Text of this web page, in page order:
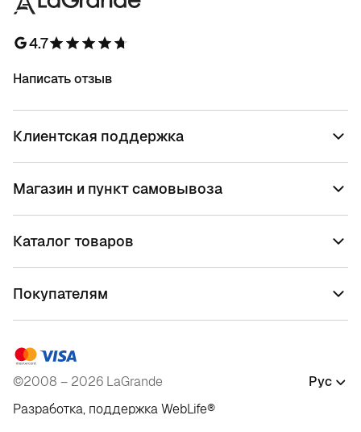
4.7
Написать отзыв
Клиентская поддержка
Магазин и пункт самовывоза
Каталог товаров
Покупателям
©2008 – 2026 LaGrande
Рус
Разработка, поддержкаWebLife®